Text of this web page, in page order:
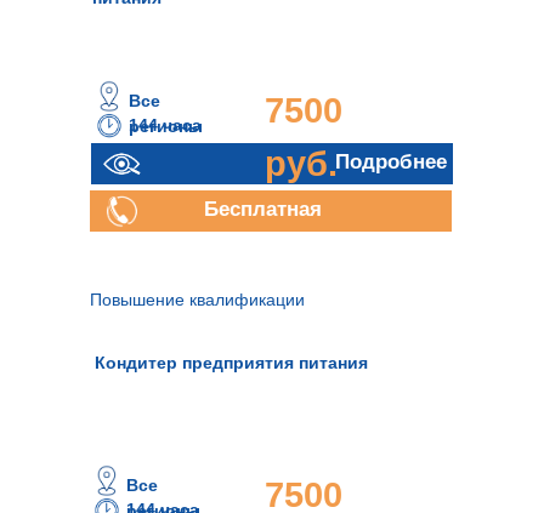
144 часа
7500
руб.
Все
регионы
Подробнее
Бесплатная
Кондитер предприятия питания
Повышение квалификации
7500
Все